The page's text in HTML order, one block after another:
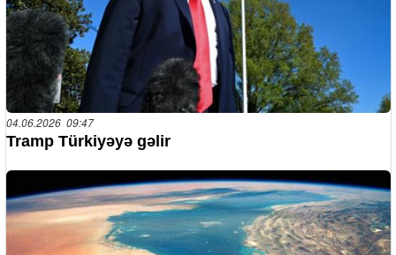
04.06.2026 09:47
Tramp Türkiyəyə gəlir